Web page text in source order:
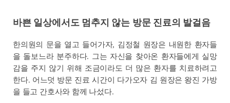
바쁜 일상에서도 멈추지 않는 방문 진료의 발걸음
한의원의 문을 열고 들어가자, 김정철 원장은 내원한 환자들
을 돌보느라 분주하다. 그는 자신을 찾아온 환자들에게 실망
감을 주지 않기 위해 조금이라도 더 많은 환자를 치료하려고
한다. 어느덧 방문 진료 시간이 다가오자 김 원장은 왕진 가방
을 들고 간호사와 함께 나섰다.